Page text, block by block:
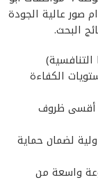
صور عالية الجودة
البحث.
الكفاءة
أقسى ظروف
لضمان حماية
واسعة من